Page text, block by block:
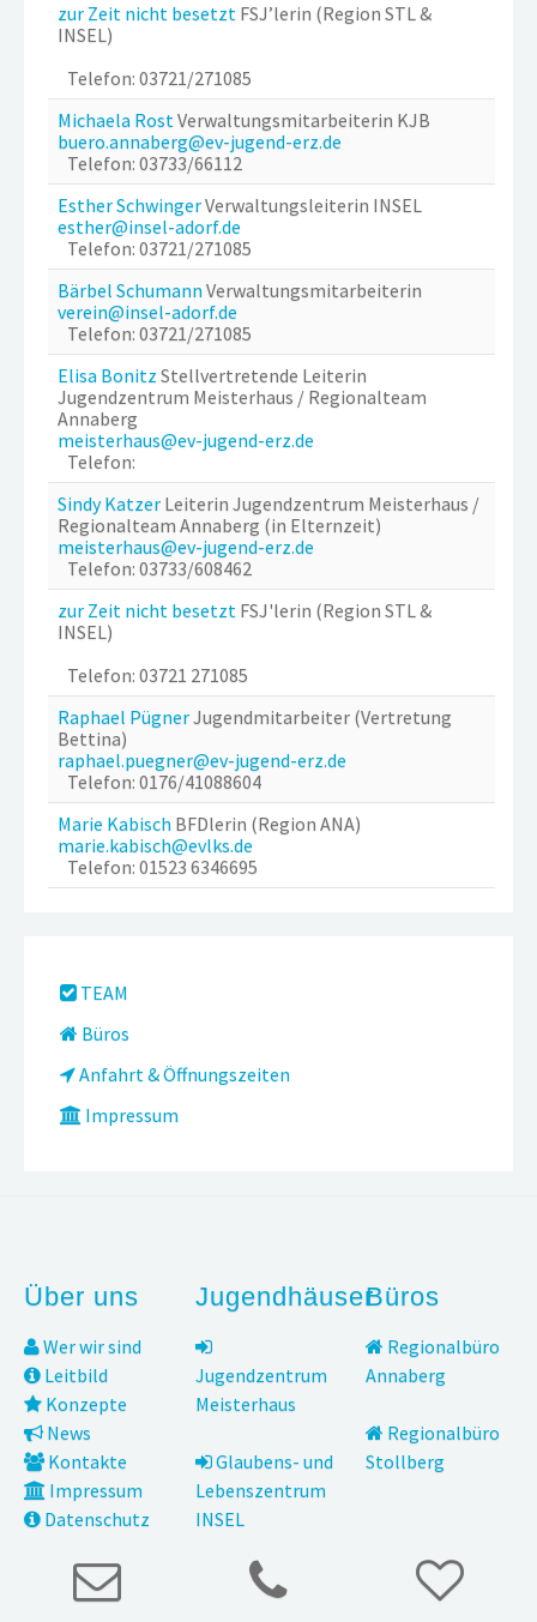
zur Zeit nicht besetzt FSJ’lerin (Region STL &
INSEL)
Telefon: 03721/271085
Michaela RostVerwaltungsmitarbeiterin KJB
buero.annaberg@ev-jugend-erz.de
Telefon: 03733/66112
Esther SchwingerVerwaltungsleiterin INSEL
esther@insel-adorf.de
Telefon: 03721/271085
Bärbel SchumannVerwaltungsmitarbeiterin
verein@insel-adorf.de
Telefon: 03721/271085
Elisa Bonitz Stellvertretende Leiterin
Jugendzentrum Meisterhaus / Regionalteam
Annaberg
meisterhaus@ev-jugend-erz.de
Telefon:
Sindy Katzer Leiterin Jugendzentrum Meisterhaus /
Regionalteam Annaberg (in Elternzeit)
meisterhaus@ev-jugend-erz.de
Telefon: 03733/608462
zur Zeit nicht besetzt FSJ'lerin (Region STL &
INSEL)
Telefon: 03721 271085
Raphael PügnerJugendmitarbeiter (Vertretung
Bettina)
raphael.puegner@ev-jugend-erz.de
Telefon: 0176/41088604
Marie Kabisch BFDlerin (Region ANA)
marie.kabisch@evlks.de
Telefon: 01523 6346695
TEAM
Büros
Anfahrt & Öffnungszeiten
Impressum
Über uns
Wer wir sind
Leitbild
Konzepte
News
Kontakte
Impressum
Datenschutz
Jugendhäuser
Jugendzentrum
Meisterhaus
Glaubens- und
Lebenszentrum
INSEL
Büros
Regionalbüro
Annaberg
Regionalbüro
Stollberg